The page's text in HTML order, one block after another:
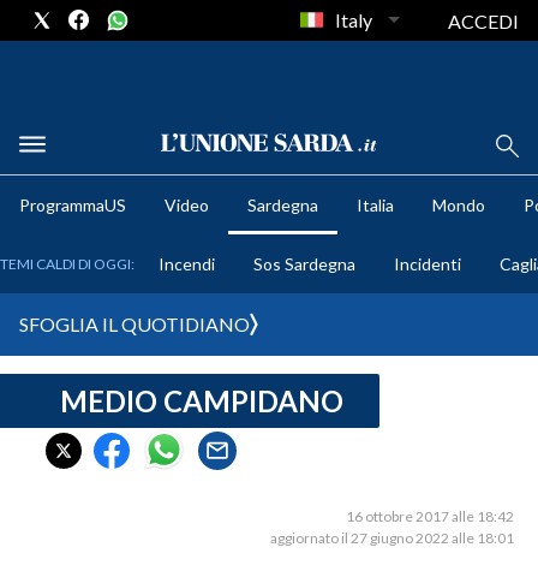
METEO
CRONACA SARDEGNA
CAGLIARI
Italy ACCEDI
ProgrammaUS Video Sardegna Italia Mondo
TEMI CALDI DI OGGI: Incendi Sos Sardegna Incidenti
SFOGLIA IL QUOTIDIANO
MEDIO CAMPIDANO
16 ottobre 2017 alle 18:42
aggiornato il 27 giugno 2022 alle 18:01